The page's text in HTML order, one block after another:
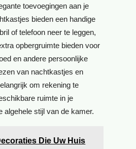
toevoegingen aan je
bieden een handige
of telefoon neer te leggen,
opbergruimte bieden voor
en andere persoonlijke
van nachtkastjes en
om rekening te
ruimte in je
algehele stijl van de kamer.
Die Uw Huis